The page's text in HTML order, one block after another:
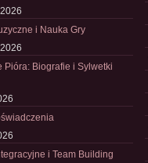
i Nauka Gry
Pióra: Biografie i Sylwetki
i Team Building